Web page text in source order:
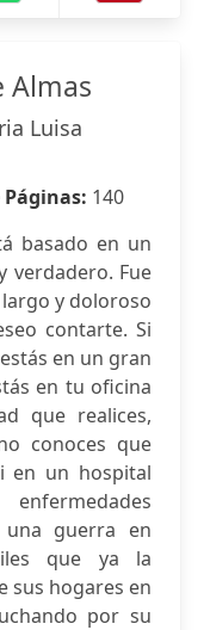
Almas
Luisa
140
basado en un
verdadero. Fue
y doloroso
contarte. Si
en un gran
en tu oficina
que realices,
conoces que
en un hospital
guerra en
que ya la
sus hogares en
por su